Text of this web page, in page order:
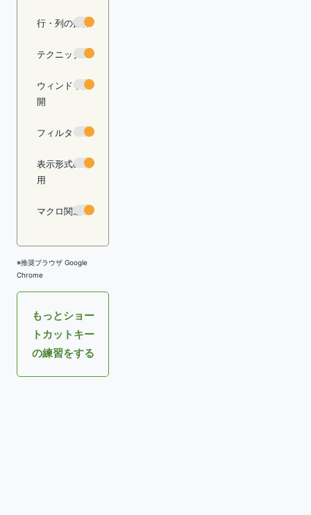
行・列の操作
テクニック
ウィンドウ展
開
フィルター
表示形式の適
用
マクロ関連
※推奨ブラウザ Google
Chrome
もっとショー
トカットキー
の練習をする